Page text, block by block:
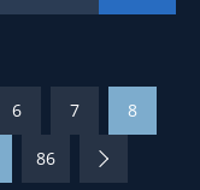
6 7 8
86